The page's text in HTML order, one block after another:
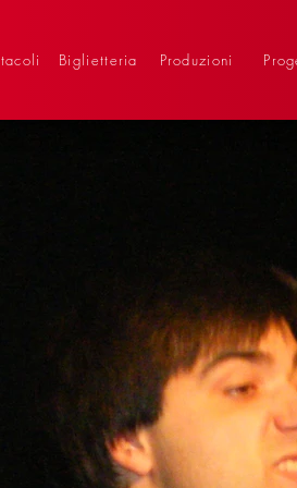
Biglietteria Produzioni